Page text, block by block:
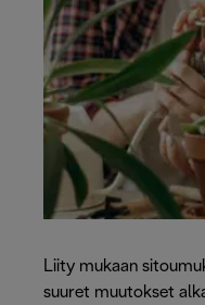
Liity mukaan
suuret muutokset